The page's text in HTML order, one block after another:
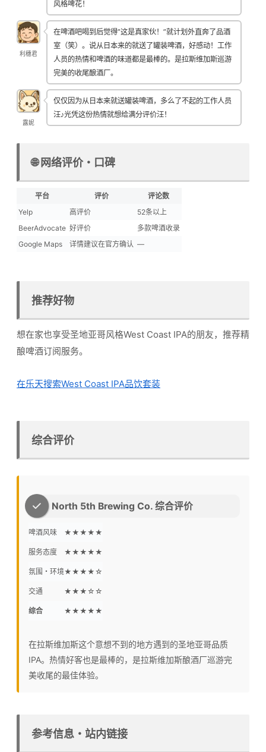
风格啤花！
利穗君
在啤酒吧喝到后觉得”这是真家伙！”就计划外直奔了品酒
室（笑）。说从日本来的就送了罐装啤酒，好感动！工作
人员的热情和啤酒的味道都是最棒的。是拉斯维加斯巡游
完美的收尾酿酒厂。
露妮
仅仅因为从日本来就送罐装啤酒，多么了不起的工作人员
汪♪光凭这份热情就想给满分评价汪！
🌐 网络评价・口碑
平台 评价
评论数
Yelp
高评价
52条以上
BeerAdvocate 好评价
多款啤酒收录
Google Maps
详情建议在官方确认 —
推荐好物
想在家也享受圣地亚哥风格West Coast IPA的朋友，推荐精
酿啤酒订阅服务。
在乐天搜索West Coast IPA品饮套装
综合评价
North 5th Brewing Co. 综合评价
啤酒风味 ★★★★★
服务态度 ★★★★★
氛围・环境★★★★☆
交通 ★★★☆☆
综合 ★★★★★
在拉斯维加斯这个意想不到的地方遇到的圣地亚哥品质
IPA。热情好客也是最棒的，是拉斯维加斯酿酒厂巡游完
美收尾的最佳体验。
参考信息・站内链接